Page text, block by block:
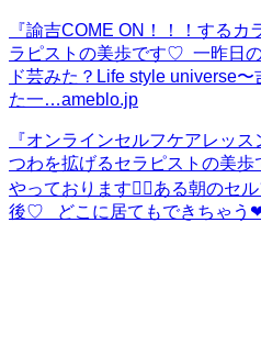
『諭吉COME ON！！！するカ
ラピストの美歩です♡ 一昨日
ド芸みた？Life style universe
た一…ameblo.jp
『オンラインセルフケアレッス
つわを拡げるセラピストの美
やっております❤️‍🔥ある朝のセ
後♡ どこに居てもできちゃ